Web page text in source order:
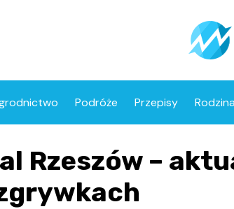
Podróże Przepisy Rodzina
Rzeszów –